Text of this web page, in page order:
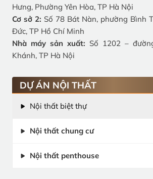
Hưng, Phường Yên Hòa, TP Hà Nội
Cơ sở 2: Số 78 Bát Nàn, phường Bình
Đức, TP Hồ Chí Minh
Nhà máy sản xuất: Số 1202 –
Khánh, TP Hà Nội
DỰ ÁN NỘI THẤT
Nội thất biệt thự
Nội thất chung cư
Nội thất penthouse